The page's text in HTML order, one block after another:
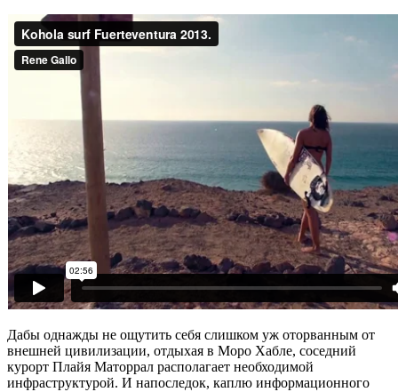
Дабы однажды не ощутить себя слишком уж оторванным от
внешней цивилизации, отдыхая в Моро Хабле, соседний
курорт Плайя Маторрал располагает необходимой
инфраструктурой. И напоследок, каплю информационного